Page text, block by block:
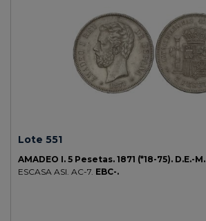
Lote 551
AMADEO I. 5 Pesetas. 1871 (*18-75). D.E.-M.
ESCASA ASI. AC-7. EBC-.